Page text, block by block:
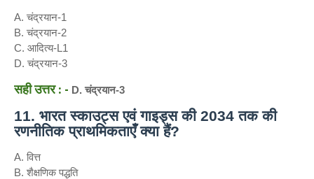
A. चंद्रयान-1
B. चंद्रयान-2
C. आदित्य-L1
D. चंद्रयान-3
सही उत्तर : - D. चंद्रयान-3
11. भारत स्काउट्स एवं गाइड्स की 2034 तक की
रणनीतिक प्राथमिकताएँ क्या हैं?
A. वित्त
B. शैक्षणिक पद्धति